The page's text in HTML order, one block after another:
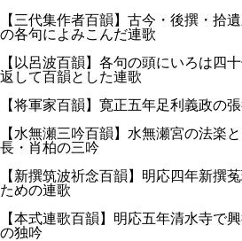
【三代集作者百韻】古今・後撰・拾
の各句によみこんだ連歌
【以呂波百韻】各句の頭にいろは四
返して百韻とした連歌
【将軍家百韻】寛正五年足利義政の
【水無瀬三吟百韻】水無瀬宮の法楽
長・肖柏の三吟
【新撰筑波祈念百韻】明応四年新撰
ための連歌
【本式連歌百韻】明応五年清水寺で
の独吟